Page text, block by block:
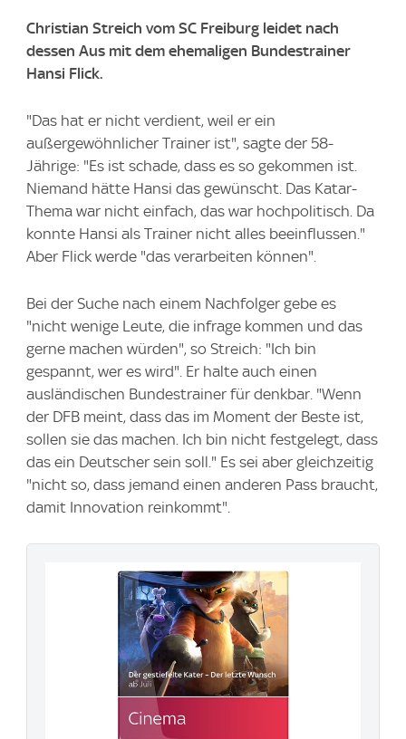
Christian Streich vom SC Freiburg leidet nach
dessen Aus mit dem ehemaligen Bundestrainer
Hansi Flick.
"Das hat er nicht verdient, weil er ein
außergewöhnlicher Trainer ist", sagte der 58-
Jährige: "Es ist schade, dass es so gekommen ist.
Niemand hätte Hansi das gewünscht. Das Katar-
Thema war nicht einfach, das war hochpolitisch. Da
konnte Hansi als Trainer nicht alles beeinflussen."
Aber Flick werde "das verarbeiten können".
Bei der Suche nach einem Nachfolger gebe es
"nicht wenige Leute, die infrage kommen und das
gerne machen würden", so Streich: "Ich bin
gespannt, wer es wird". Er halte auch einen
ausländischen Bundestrainer für denkbar. "Wenn
der DFB meint, dass das im Moment der Beste ist,
sollen sie das machen. Ich bin nicht festgelegt, dass
das ein Deutscher sein soll." Es sei aber gleichzeitig
"nicht so, dass jemand einen anderen Pass braucht,
damit Innovation reinkommt".